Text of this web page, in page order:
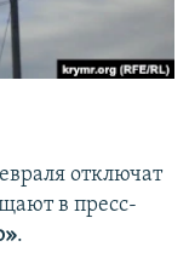
отключат
в пресс-
.